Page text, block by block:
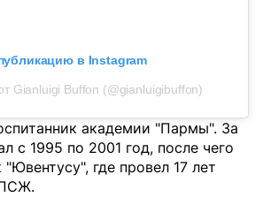
в Instagram
Gianluigi Buffon (@gianluigibuffon)
академии "Пармы". За
с 1995 по 2001 год, после чего
где провел 17 лет